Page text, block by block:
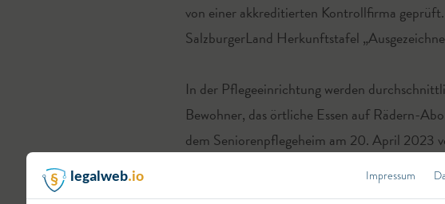
von einer akkreditierten Kontrollfirma
SalzburgerLand Herkunftstafel
In der Pflegeeinrichtung werden
Bewohner, das örtliche Essen auf Rädern-
dem Seniorenpflegeheim am 20. April 2023
legalweb.io Impressum